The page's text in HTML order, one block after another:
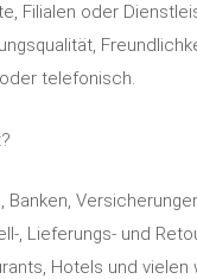
Filialen oder
telefonisch.
, Lieferungs- und
Hotels und